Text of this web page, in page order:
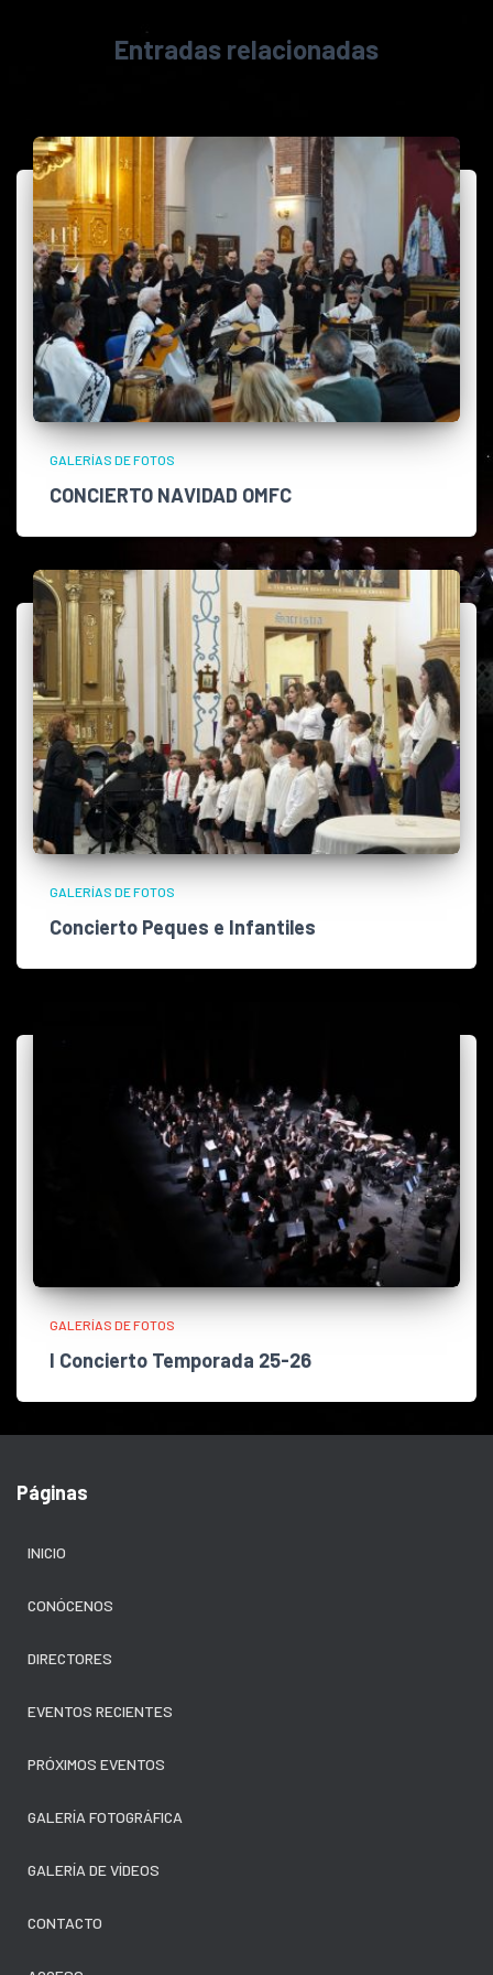
Entradas relacionadas
GALERÍAS DE FOTOS
CONCIERTO NAVIDAD OMFC
GALERÍAS DE FOTOS
Concierto Peques e Infantiles
GALERÍAS DE FOTOS
I Concierto Temporada 25-26
Páginas
INICIO
CONÓCENOS
DIRECTORES
EVENTOS RECIENTES
PRÓXIMOS EVENTOS
GALERÍA FOTOGRÁFICA
GALERÍA DE VÍDEOS
CONTACTO